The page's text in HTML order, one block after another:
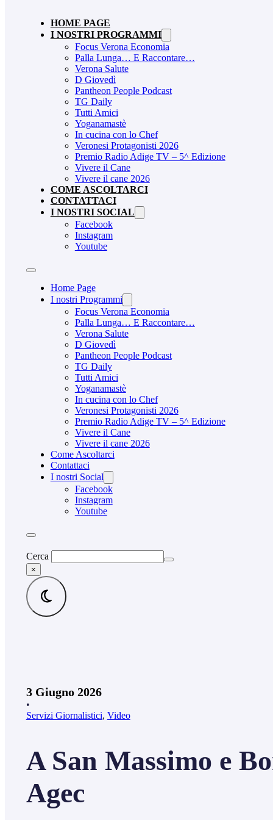
HOME PAGE
I NOSTRI PROGRAMMI
Focus Verona Economia
Palla Lunga… E Raccontare…
Verona Salute
D Giovedì
Pantheon People Podcast
TG Daily
Tutti Amici
Yoganamastè
In cucina con lo Chef
Veronesi Protagonisti 2026
Premio Radio Adige TV – 5^ Edizione
Vivere il Cane
Vivere il cane 2026
COME ASCOLTARCI
CONTATTACI
I NOSTRI SOCIAL
Facebook
Instagram
Youtube
Home Page
I nostri Programmi
Focus Verona Economia
Palla Lunga… E Raccontare…
Verona Salute
D Giovedì
Pantheon People Podcast
TG Daily
Tutti Amici
Yoganamastè
In cucina con lo Chef
Veronesi Protagonisti 2026
Premio Radio Adige TV – 5^ Edizione
Vivere il Cane
Vivere il cane 2026
Come Ascoltarci
Contattaci
I nostri Social
Facebook
Instagram
Youtube
Cerca
×
3 Giugno 2026
•
Servizi Giornalistici, Video
A San Massimo e
Agec